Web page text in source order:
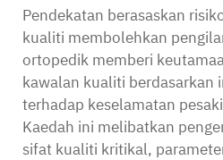
Pendekatan berasaskan
kualiti membolehkan
ortopedik memberi
kawalan kualiti berdasarkan
terhadap keselamatan
Kaedah ini melibatkan
sifat kualiti kritikal,